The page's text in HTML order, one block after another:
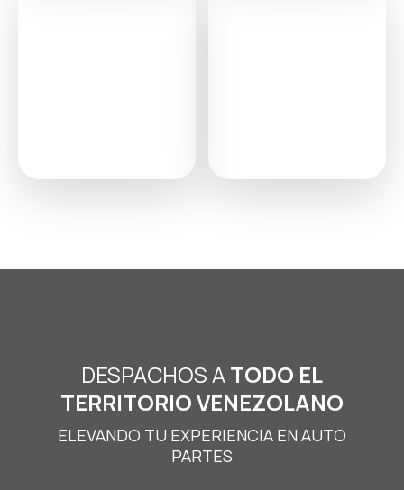
DESPACHOS ATODO EL
TERRITORIO VENEZOLANO
ELEVANDO TU EXPERIENCIA EN AUTO
PARTES